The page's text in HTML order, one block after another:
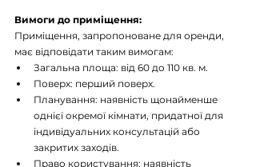
Вимоги до приміщення:
Приміщення, запропоноване для оренди,
має відповідати таким вимогам:
Загальна площа: від 60 до 110 кв. м.
Поверх: перший поверх.
Планування: наявність щонайменше
однієї окремої кімнати, придатної для
індивідуальних консультацій або
закритих заходів.
Право користування: наявність